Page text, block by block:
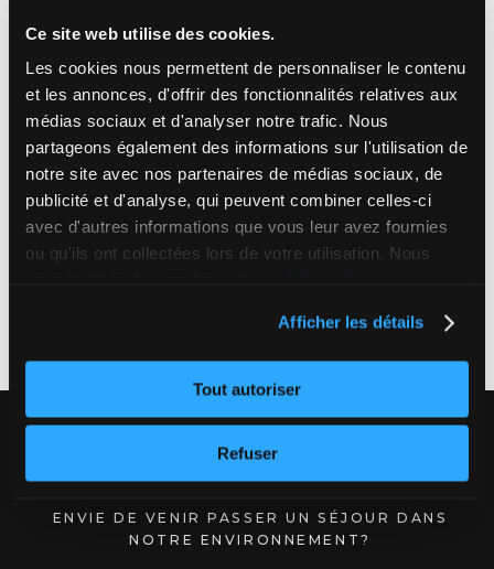
Ce site web utilise des cookies.
Les cookies nous permettent de personnaliser le contenu
et les annonces, d'offrir des fonctionnalités relatives aux
médias sociaux et d'analyser notre trafic. Nous
partageons également des informations sur l'utilisation de
notre site avec nos partenaires de médias sociaux, de
publicité et d'analyse, qui peuvent combiner celles-ci
avec d'autres informations que vous leur avez fournies
ou qu'ils ont collectées lors de votre utilisation. Nous
Afficher les détails
Tout autoriser
Refuser
UNE SUITE DE RÊVE
À VOTRE MESURE
À Estérel Resort, toutes les chambres sont… des
suites! Voyez si celle-ci vous convient.
CONTACT
ENVIE DE VENIR PASSER UN SÉJOUR DANS
NOTRE ENVIRONNEMENT?